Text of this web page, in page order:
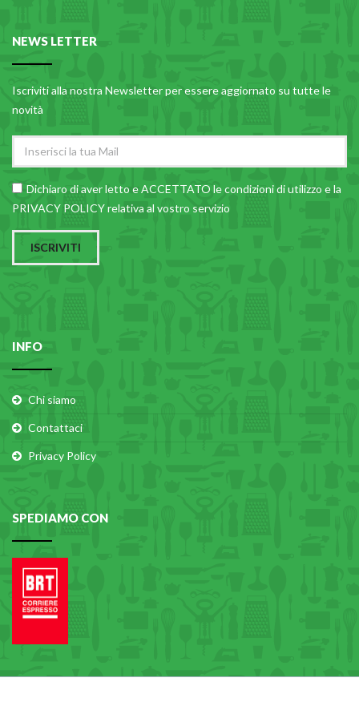
NEWS LETTER
Iscriviti alla nostra Newsletter per essere aggiornato su tutte le
novità
Dichiaro di aver letto e ACCETTATO lecondizioni di utilizzo e la
PRIVACY POLICY relativa al vostro servizio
ISCRIVITI
INFO
Chi siamo
Contattaci
Privacy Policy
SPEDIAMO CON